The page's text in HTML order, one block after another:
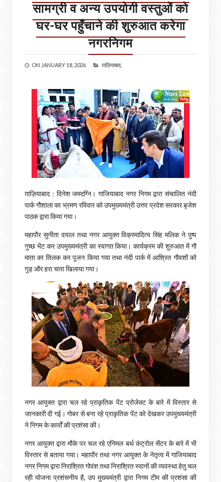
सामग्री व अन्य उपयोगी वस्तुओं को
घर-घर पहुँचाने की शुरुआत करेगा
नगरनिगम
ON JANUARY 18, 2026 ग़ाज़ियाबाद,
ग़ाज़ियाबाद : दिनेश जमदग्नि। गाजियाबाद नगर निगम द्वारा संचालित नंदी
पार्क गौशाला का भ्रमण रविवार को उपमुख्यमंत्री उत्तर प्रदेश सरकार बृजेश
पाठक द्वारा किया गया।
महापौर सुनीता दयाल तथा नगर आयुक्त विक्रमादित्य सिंह मलिक ने पुष्प
गुच्छ भेंट कर उपमुख्यमंत्री का स्वागत किया। कार्यक्रम की शुरुआत में गौ
माता का तिलक कर पूजन किया गया तथा नंदी पार्क में आश्रित गौवशों को
गुड़ और हरा चारा खिलाया गया।
नगर आयुक्त द्वारा चल रहे प्राकृतिक पेंट प्रोजेक्ट के बारे में विस्तार से
जानकारी दी गई। गोबर से बना रहे प्राकृतिक पेंट को देखकर उपमुख्यमंत्री
ने निगम के कार्यों की प्रशंसा की।
नगर आयुक्त द्वारा मौके पर चल रहे एनिमल बर्थ कंट्रोल सेंटर के बारे में भी
विस्तार से बताया गया। महापौर तथा नगर आयुक्त के नेतृत्व में गाजियाबाद
नगर निगम द्वारा निराश्रित गोवंश तथा निराश्रित स्वानों की व्यवस्था हेतु चल
रही योजना प्रशंसनीय है, उप मुख्यमंत्री द्वारा निगम टीम की प्रशंसा की